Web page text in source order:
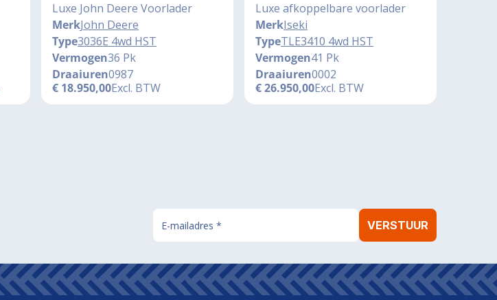
Luxe John Deere Voorlader
MerkJohn Deere
Type3036E 4wd HST
Vermogen36 Pk
Draaiuren0987
€ 18.950,00Excl. BTW
Luxe afkoppelbare voorlader
MerkIseki
TypeTLE3410 4wd HST
Vermogen41 Pk
Draaiuren0002
€26.950,00Excl. BTW